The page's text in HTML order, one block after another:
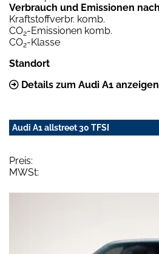
Verbrauch und Emissionen
Kraftstoffverbr. komb.
CO2-Emissionen komb.
CO2-Klasse
Standort
Details zum Audi A1 anzeigen
Audi A1 allstreet 30 TFSI
Preis:
MWSt: